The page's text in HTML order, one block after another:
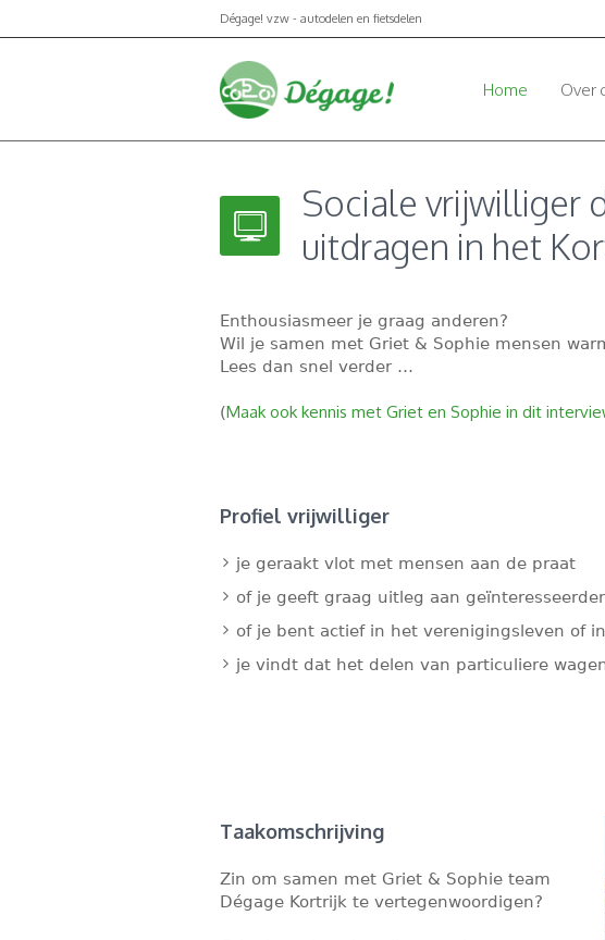
Dégage! vzw - autodelen en fietsdelen
Home Over
Sociale vrijwilliger
uitdragen in het
Enthousiasmeer je graag anderen?
Wil je samen met Griet & Sophie mensen
Lees dan snel verder …
(Maak ook kennis met Griet en Sophie in dit
Profiel vrijwilliger
je geraakt vlot met mensen aan de praat
of je geeft graag uitleg aan
of je bent actief in het verenigingsleven of
je vindt dat het delen van particuliere
Taakomschrijving
Zin om samen met Griet & Sophie team
Dégage Kortrijk te vertegenwoordigen?